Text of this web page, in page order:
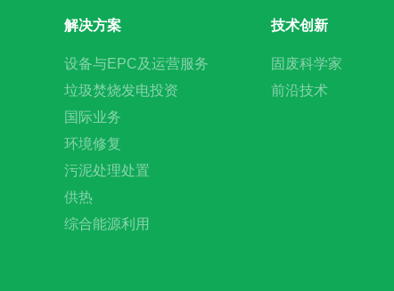
解决方案
设备与EPC及运营服务
垃圾焚烧发电投资
国际业务
环境修复
污泥处理处置
供热
综合能源利用
技术创新
固废科学家
前沿技术